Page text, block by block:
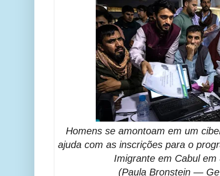
Homens se amontoam em um
ajuda com as inscrições para o
Imigrante em Cabul
(Paula Bronstein —